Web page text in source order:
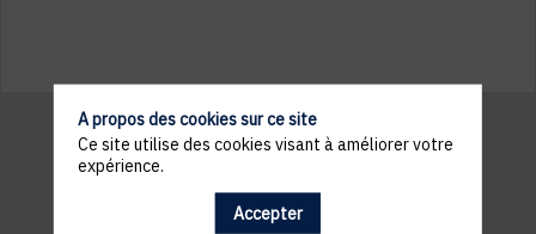
Informations
A propos des cookies sur ce site
Ce site utilise des cookies visant à améliorer votre
expérience.
Accepter